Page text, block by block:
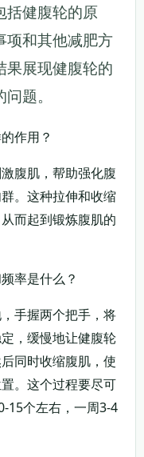
括健腹轮的原
项和其他减肥方
果展现健腹轮的
题。
作用？
腹肌，帮助强化腹
。这种拉伸和收缩
而起到锻炼腹肌的
率是什么？
手握两个把手，将
，缓慢地让健腹轮
同时收缩腹肌，使
。这个过程要尽可
15个左右，一周3-4